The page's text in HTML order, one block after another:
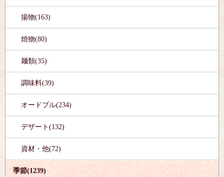
揚物(163)
焼物(80)
麺類(35)
調味料(39)
オードブル(234)
デザート(132)
資材・他(72)
季節(1239)